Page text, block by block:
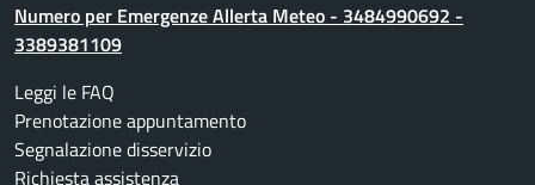
Numero per Emergenze Allerta Meteo - 3484990692 -
3389381109
Leggi le FAQ
Prenotazione appuntamento
Segnalazione disservizio
Richiesta assistenza